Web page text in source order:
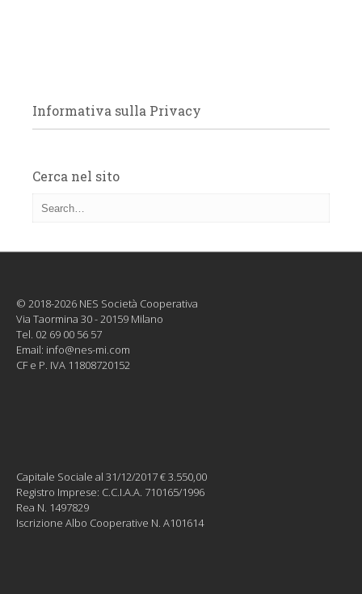
Informativa sulla Privacy
Cerca nel sito
© 2018-2026 NES Società Cooperativa
Via Taormina 30 - 20159 Milano
Tel. 02 69 00 56 57
Email: info@nes-mi.com
CF e P. IVA 11808720152
Capitale Sociale al 31/12/2017 € 3.550,00
Registro Imprese: C.C.I.A.A. 710165/1996
Rea N. 1497829
Iscrizione Albo Cooperative N. A101614